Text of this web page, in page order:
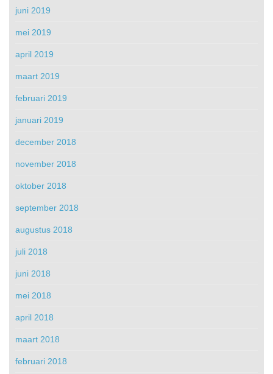
juni 2019
mei 2019
april 2019
maart 2019
februari 2019
januari 2019
december 2018
november 2018
oktober 2018
september 2018
augustus 2018
juli 2018
juni 2018
mei 2018
april 2018
maart 2018
februari 2018